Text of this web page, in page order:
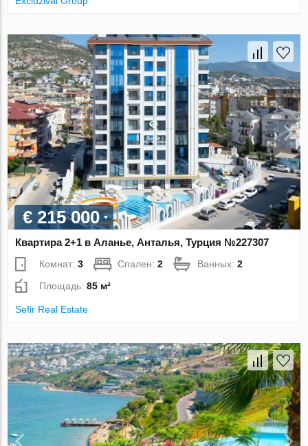
€ 215 000
Квартира 2+1 в Аланье, Анталья, Турция №227307
Комнат:3 Спален:2 Ванных:2
Площадь:85 м²
Sefir Real Estate